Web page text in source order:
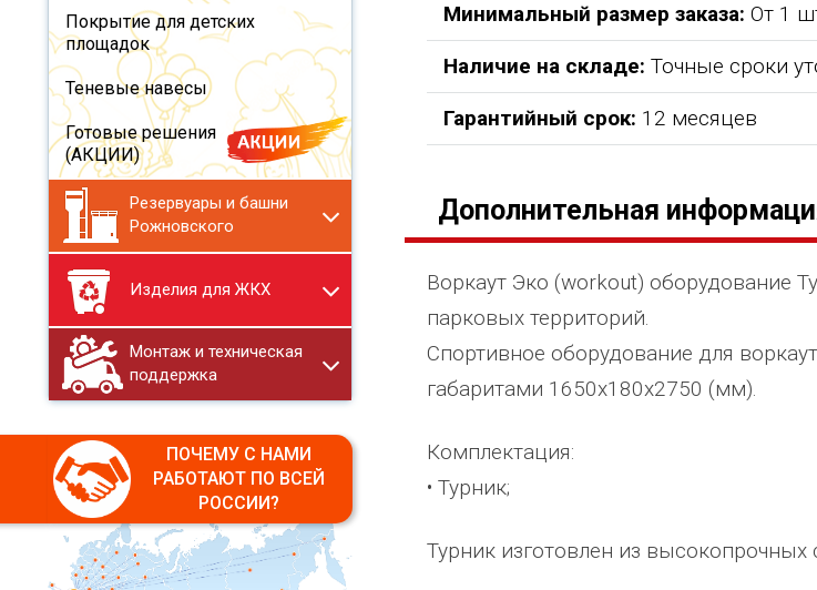
Покрытие для детских
площадок
Теневые навесы
Готовые решения
(АКЦИИ)
Резервуары и башни
Рожновского
Изделия для ЖКХ
Монтаж и техническая
поддержка
ПОЧЕМУ С НАМИ
РАБОТАЮТ ПО ВСЕЙ
РОССИИ?
Минимальный размер заказа: От 1
Наличие на складе: Точные сроки
Гарантийный срок: 12 месяцев
Дополнительная
Воркаут Эко (workout) оборудование
парковых территорий.
Cпортивное оборудование для
габаритами 1650х180х2750 (мм).
Комплектация:
• Турник;
Турник изготовлен из